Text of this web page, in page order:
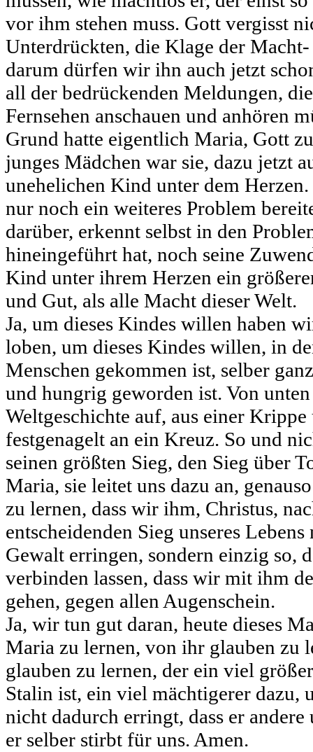
vor ihm stehen muss. Gott vergisst
Unterdrückten, die Klage der
darum dürfen wir ihn auch jetzt
all der bedrückenden Meldungen,
Fernsehen anschauen und anhören
Grund hatte eigentlich Maria, Gott
junges Mädchen war sie, dazu jetzt
unehelichen Kind unter dem
nur noch ein weiteres Problem
darüber, erkennt selbst in den
hineingeführt hat, noch seine
Kind unter ihrem Herzen ein
und Gut, als alle Macht dieser Welt.
Ja, um dieses Kindes willen haben
loben, um dieses Kindes willen, in
Menschen gekommen ist, selber
und hungrig geworden ist. Von
Weltgeschichte auf, aus einer
festgenagelt an ein Kreuz. So und
seinen größten Sieg, den Sieg über
Maria, sie leitet uns dazu an,
zu lernen, dass wir ihm, Christus,
entscheidenden Sieg unseres
Gewalt erringen, sondern einzig so,
verbinden lassen, dass wir mit ihm
gehen, gegen allen Augenschein.
Ja, wir tun gut daran, heute dieses
Maria zu lernen, von ihr glauben zu
glauben zu lernen, der ein viel
Stalin ist, ein viel mächtigerer dazu,
nicht dadurch erringt, dass er
er selber stirbt für uns. Amen.